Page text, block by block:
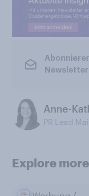
Newsletter
Anne-
PR Lead
Explore